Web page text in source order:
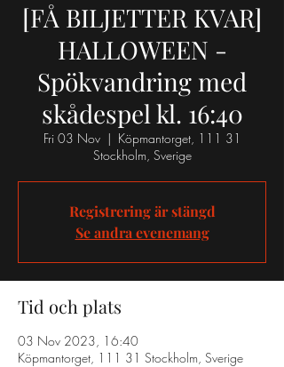
[FÅ BILJETTER KVAR]
HALLOWEEN -
Spökvandring med
skådespel kl. 16:40
Fri 03 Nov
  |
Köpmantorget, 111 31
Stockholm, Sverige
Registrering är stängd
Se andra evenemang
Tid och plats
03 Nov 2023, 16:40
Köpmantorget, 111 31 Stockholm, Sverige